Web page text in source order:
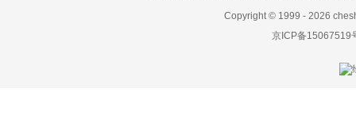
Copyright © 1999 - 2026
京ICP备15067519